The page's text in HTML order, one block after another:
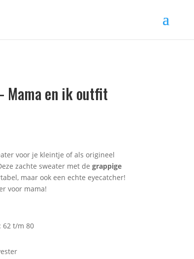
Mama en ik outfit
voor je kleintje of als origineel
zachte sweater met de grappige
maar ook een echte eyecatcher!
voor mama!
62 t/m 80